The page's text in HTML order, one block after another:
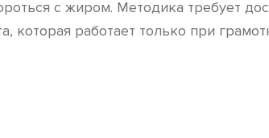
с жиром. Методика требует
которая работает только при